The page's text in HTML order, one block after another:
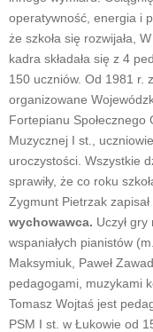
operatywność, energia i
że szkoła się rozwijała,
kadra składała się z 4
150 uczniów. Od 1981 r.
organizowane
Fortepianu Społecznego
Muzycznej I st.,
uroczystości. Wszystkie
sprawiły, że co roku
Zygmunt Pietrzak
wychowawca. Uczył gry
wspaniałych pianistów
Maksymiuk, Paweł
pedagogami, muzykami
Tomasz Wojtaś jest
PSM I st. w Łukowie od